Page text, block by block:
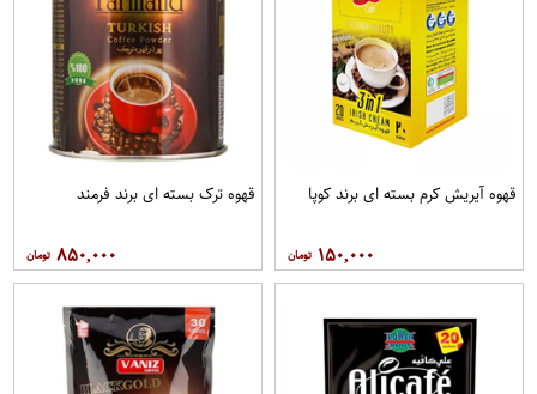
قهوه آيريش کرم بسته ای برند کوپا
۱۵۰,۰۰۰
قهوه ترک بسته ای برند فرمند
۸۵۰,۰۰۰